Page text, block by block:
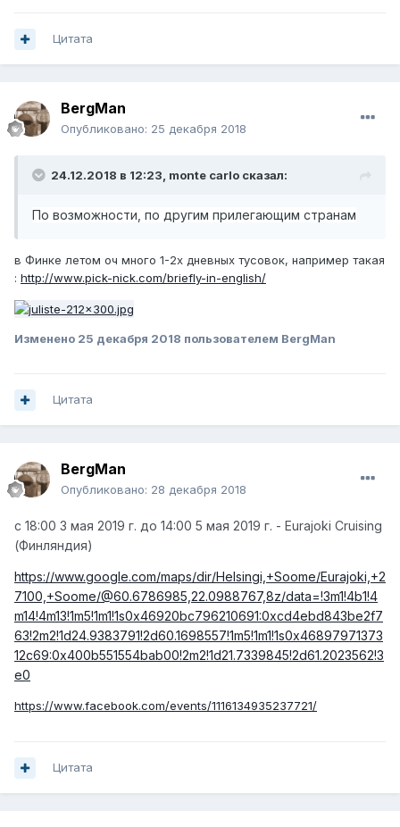
Цитата
BergMan
Опубликовано: 25 декабря 2018
24.12.2018 в 12:23, monte carlo сказал:
По возможности, по другим прилегающим странам
в Финке летом оч много 1-2х дневных тусовок, например такая
: http://www.pick-nick.com/briefly-in-english/
Изменено 25 декабря 2018 пользователем BergMan
Цитата
BergMan
Опубликовано: 28 декабря 2018
с 18:00 3 мая 2019 г. до 14:00 5 мая 2019 г. - Eurajoki Cruising
(Финляндия)
https://www.google.com/maps/dir/Helsingi,+Soome/Eurajoki,+2
7100,+Soome/@60.6786985,22.0988767,8z/data=!3m1!4b1!4
m14!4m13!1m5!1m1!1s0x46920bc796210691:0xcd4ebd843be2f7
63!2m2!1d24.9383791!2d60.1698557!1m5!1m1!1s0x46897971373
12c69:0x400b551554bab00!2m2!1d21.7339845!2d61.2023562!3
e0
https://www.facebook.com/events/1116134935237721/
Цитата